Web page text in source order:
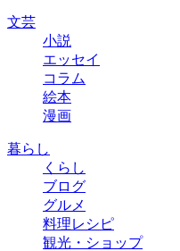
文芸
小説
エッセイ
コラム
絵本
漫画
暮らし
くらし
ブログ
グルメ
料理レシピ
観光・ショップ